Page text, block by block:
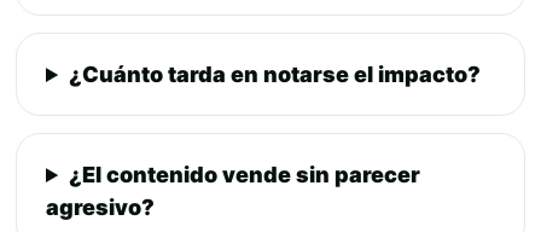
¿Cuánto tarda en notarse el impacto?
¿El contenido vende sin parecer
agresivo?